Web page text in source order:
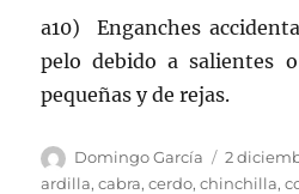
a10) Enganches
pelo debido a salientes
pequeñas y de rejas.
Autor
Domingo García
el
2
ardilla,cabra,cerdo,chinchilla,